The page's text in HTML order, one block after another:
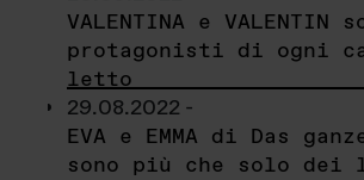
VALENTINA e VALENTIN
protagonisti di ogni
letto
29.08.2022 -
EVA e EMMA di Das
sono più che solo dei